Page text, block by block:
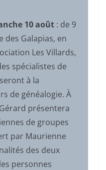
10 août: de 9
des Galapias, en
Les Villards,
spécialistes de
à la
de généalogie. À
présentera
de groupes
par Maurienne
des deux
personnes